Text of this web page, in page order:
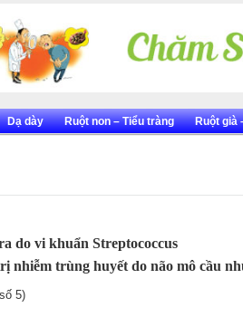
Dạ dày Ruột non – Tiểu tràng Ruột già
do vi khuẩn Streptococcus
nhiễm trùng huyết do não mô cầu
5)